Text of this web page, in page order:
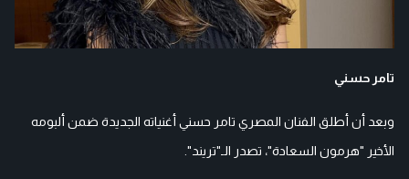
تامر حسني
وبعد أن أطلق الفنان المصري تامر حسني أغنياته الجديدة ضمن ألبومه
الأخير "هرمون السعادة"، تصدر الـ"تريند".